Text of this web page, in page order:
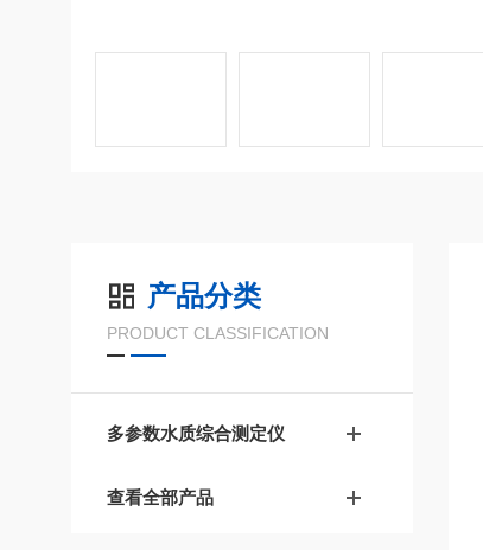
产品分类
PRODUCT CLASSIFICATION
多参数水质综合测定仪
查看全部产品